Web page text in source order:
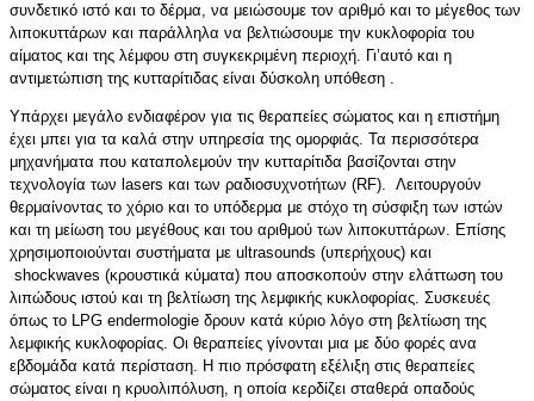
συνδετικό ιστό και το δέρμα, να μειώσουμε τον αριθμό και το μέγεθος των
λιποκυττάρων και παράλληλα να βελτιώσουμε την κυκλοφορία του
αίματος και της λέμφου στη συγκεκριμένη περιοχή. Γι’αυτό και η
αντιμετώπιση της κυτταρίτιδας είναι δύσκολη υπόθεση .
Υπάρχει μεγάλο ενδιαφέρον για τις θεραπείες σώματος και η επιστήμη
έχει μπει για τα καλά στην υπηρεσία της ομορφιάς. Τα περισσότερα
μηχανήματα που καταπολεμούν την κυτταρίτιδα βασίζονται στην
τεχνολογία των lasers και των ραδιοσυχνοτήτων (RF). Λειτουργούν
θερμαίνοντας το χόριο και το υπόδερμα με στόχο τη σύσφιξη των ιστών
και τη μείωση του μεγέθους και του αριθμού των λιποκυττάρων. Επίσης
χρησιμοποιούνται συστήματα με ultrasounds (υπερήχους) και
shockwaves (κρουστικά κύματα) που αποσκοπούν στην ελάττωση του
λιπώδους ιστού και τη βελτίωση της λεμφικής κυκλοφορίας. Συσκευές
όπως το LPG endermologie δρουν κατά κύριο λόγο στη βελτίωση της
λεμφικής κυκλοφορίας. Οι θεραπείες γίνονται μια με δύο φορές ανα
εβδομάδα κατά περίσταση. Η πιο πρόσφατη εξέλιξη στις θεραπείες
σώματος είναι η κρυολιπόλυση, η οποία κερδίζει σταθερά οπαδούς